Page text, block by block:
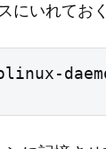
にいれておく